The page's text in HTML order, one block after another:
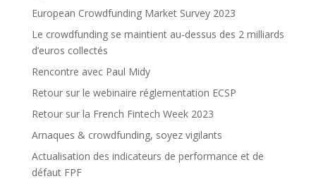
European Crowdfunding Market Survey 2023
Le crowdfunding se maintient au-dessus des 2 milliards
d’euros collectés
Rencontre avec Paul Midy
Retour sur le webinaire réglementation ECSP
Retour sur la French Fintech Week 2023
Arnaques & crowdfunding, soyez vigilants
Actualisation des indicateurs de performance et de
défaut FPF